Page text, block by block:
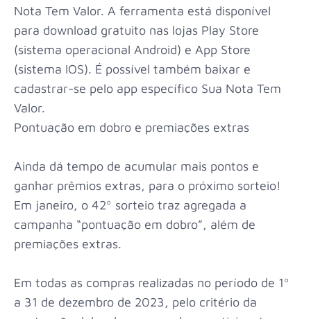
Nota Tem Valor. A ferramenta está disponível
para download gratuito nas lojas Play Store
(sistema operacional Android) e App Store
(sistema IOS). É possível também baixar e
cadastrar-se pelo app específico Sua Nota Tem
Valor.
Pontuação em dobro e premiações extras
Ainda dá tempo de acumular mais pontos e
ganhar prêmios extras, para o próximo sorteio!
Em janeiro, o 42º sorteio traz agregada a
campanha “pontuação em dobro”, além de
premiações extras.
Em todas as compras realizadas no período de 1º
a 31 de dezembro de 2023, pelo critério da